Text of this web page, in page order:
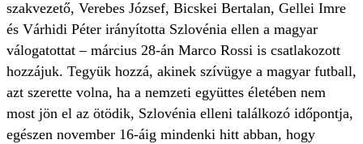
szakvezető, Verebes József, Bicskei Bertalan, Gellei Imre
és Várhidi Péter irányította Szlovénia ellen a magyar
válogatottat – március 28-án Marco Rossi is csatlakozott
hozzájuk. Tegyük hozzá, akinek szívügye a magyar futball,
azt szerette volna, ha a nemzeti együttes életében nem
most jön el az ötödik, Szlovénia elleni találkozó időpontja,
egészen november 16-áig mindenki hitt abban, hogy